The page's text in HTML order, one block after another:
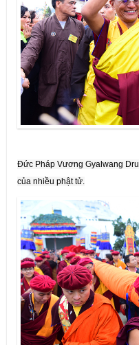
Đức Pháp Vương Gyalwang
của nhiều phật tử.